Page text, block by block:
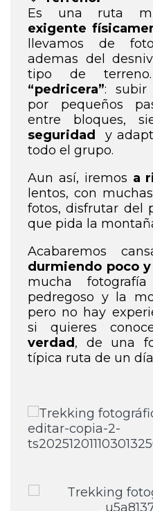
Es una ruta
exigente
llevamos de
ademas del
tipo de
“pedricera”: subir
por pequeños
entre bloques,
seguridad
y
todo el grupo.
Aun así, iremos a
lentos, con
fotos, disfrutar del
que pida la
Acabaremos
durmiendo poco
mucha
pedregoso y la
pero no hay
si quieres
verdad, de una
típica ruta de un